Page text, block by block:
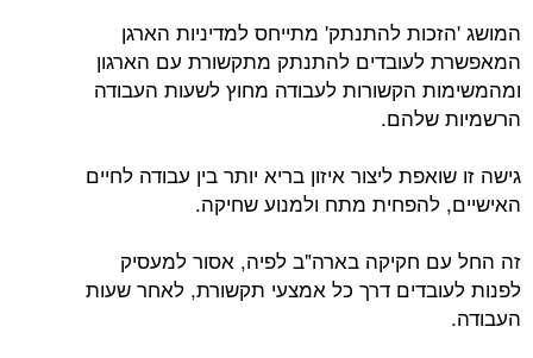
המושג 'הזכות להתנתק' מתייחס למדיניות הארגן
המאפשרת לעובדים להתנתק מתקשורת עם הארגון
ומהמשימות הקשורות לעבודה מחוץ לשעות העבודה
הרשמיות שלהם.
גישה זו שואפת ליצור איזון בריא יותר בין עבודה לחיים
האישיים, להפחית מתח ולמנוע שחיקה.
זה החל עם חקיקה בארה"ב לפיה, אסור למעסיק
לפנות לעובדים דרך כל אמצעי תקשורת, לאחר שעות
העבודה.